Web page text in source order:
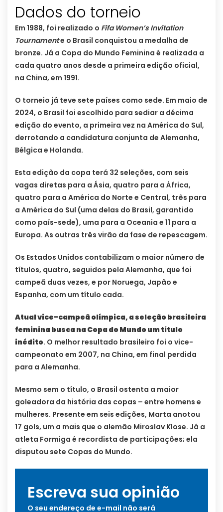
Dados do torneio
Em 1988, foi realizado o Fifa Women’s Invitation
Tournamente o Brasil conquistou a medalha de
bronze. Já a Copa do Mundo Feminina é realizada a
cada quatro anos desde a primeira edição oficial,
na China, em 1991.
O torneio já teve sete países como sede. Em maio de
2024, o Brasil foi escolhido para sediar a décima
edição do evento, a primeira vez na América do Sul,
derrotando a candidatura conjunta de Alemanha,
Bélgica e Holanda.
Esta edição da copa terá 32 seleções, com seis
vagas diretas para a Ásia, quatro para a África,
quatro para a América do Norte e Central, três para
a América do Sul (uma delas do Brasil, garantido
como país-sede), uma para a Oceania e 11 para a
Europa. As outras três virão da fase de repescagem.
Os Estados Unidos contabilizam o maior número de
títulos, quatro, seguidos pela Alemanha, que foi
campeã duas vezes, e por Noruega, Japão e
Espanha, com um título cada.
Atual vice-campeã olímpica, a seleção brasileira
feminina busca na Copa do Mundo um título
inédito. O melhor resultado brasileiro foi o vice-
campeonato em 2007, na China, em final perdida
para a Alemanha.
Mesmo sem o título, o Brasil ostenta a maior
goleadora da história das copas – entre homens e
mulheres. Presente em seis edições, Marta anotou
17 gols, um a mais que o alemão Miroslav Klose. Já a
atleta Formiga é recordista de participações; ela
disputou sete Copas do Mundo.
Escreva sua opinião
O seu endereço de e-mail não será